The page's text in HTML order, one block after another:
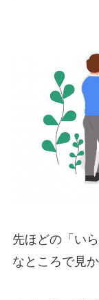
先ほどの「い
なところで見